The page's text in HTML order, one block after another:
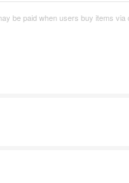
be paid when users buy items via